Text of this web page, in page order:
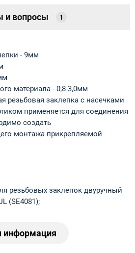
и вопросы 1
- 9мм
материала - 0,8-3,0мм
резьбовая заклепка с насечками
применяется для соединения
создать
монтажа прикрепляемой
резьбовых заклепок двуручный
(SE4081);
информация